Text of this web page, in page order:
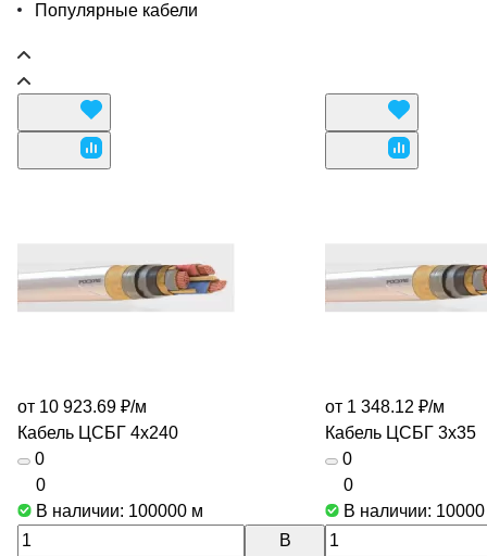
Популярные кабели
от 10 923.69 ₽/м
Кабель ЦСБГ 4х240
0
0
В наличии: 100000 м
В
от 1 348.12 ₽/м
Кабель ЦСБГ 3х35
0
0
В наличии: